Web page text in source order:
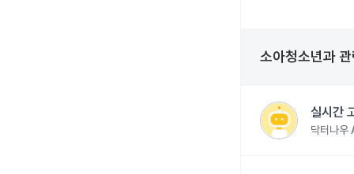
소아청소년과
실시간
닥터나우